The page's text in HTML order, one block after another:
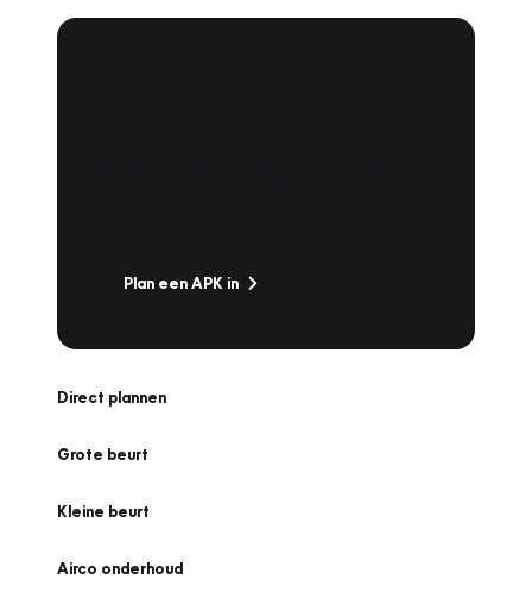
Plan een APK in
Direct plannen
Grote beurt
Kleine beurt
Airco onderhoud